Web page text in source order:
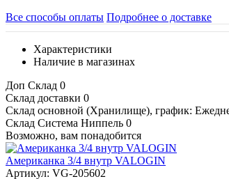
Все способы оплаты Подробнее о доставке
Характеристики
Наличие в магазинах
Доп Склад 0
Склад доставки 0
Склад основной (Хранилище), график:
Склад Система Ниппель 0
Возможно, вам понадобится
Американка 3/4 внутр VALOGIN
Артикул: VG-205602